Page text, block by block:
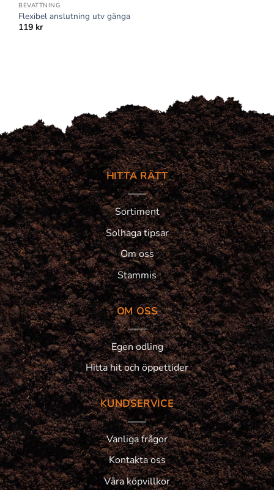
BEVATTNING
Flexibel anslutning utv gänga
119 kr
HITTA RÄTT
Sortiment
Solhaga tipsar
Om oss
Stammis
OM OSS
Egen odling
Hitta hit och öppettider
KUNDSERVICE
Vanliga frågor
Kontakta oss
Våra köpvillkor